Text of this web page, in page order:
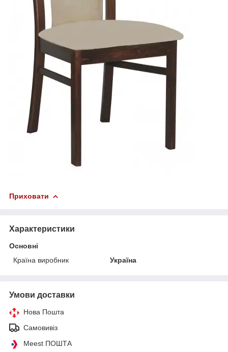
Приховати
Характеристики
Основні
Країна виробник
Україна
Умови доставки
Нова Пошта
Самовивіз
Meest ПОШТА